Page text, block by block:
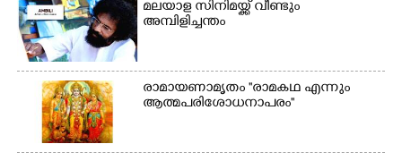
മലയാള സിനിമയ്ക്ക് വീണ്ടും
അമ്പിളിച്ചന്തം
രാമായണാമൃതം ''രാമകഥ എന്നും
ആത്മപരിശോധനാപരം''